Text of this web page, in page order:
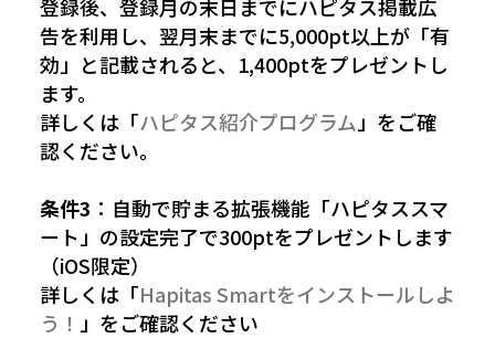
登録後、登録月の末日までにハピタス掲載広
告を利用し、翌月末までに5,000pt以上が「有
効」と記載されると、1,400ptをプレゼントし
ます。
詳しくは「ハピタス紹介プログラム 」をご確
認ください。
条件3 ：自動で貯まる拡張機能「ハピタススマ
ート」の設定完了で300ptをプレゼントします
（iOS限定）
詳しくは「Hapitas Smartをインストールしよ
う！ 」をご確認ください